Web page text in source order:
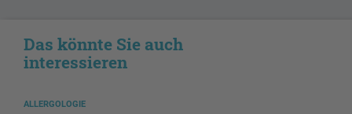
Das könnte Sie auch
interessieren
ALLERGOLOGIE